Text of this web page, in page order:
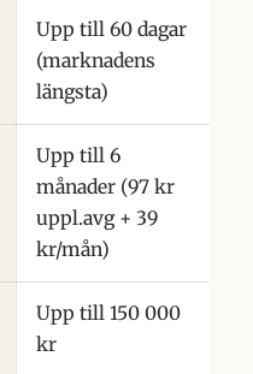
Upp till 60 dagar
(marknadens
längsta)
Upp till 6
månader (97 kr
uppl.avg + 39
kr/mån)
Upp till 150 000
kr